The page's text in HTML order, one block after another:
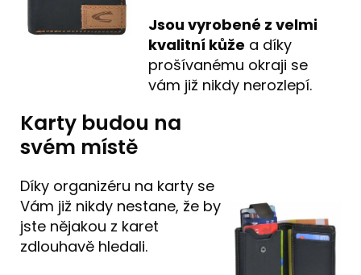
Jsou vyrobené z velmi
kvalitní kůže a díky
prošívanému okraji se
vám již nikdy nerozlepí.
Karty budou na
svém místě
Díky organizéru na karty se
Vám již nikdy nestane, že by
jste nějakou z karet
zdlouhavě hledali.